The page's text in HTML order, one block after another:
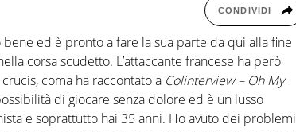
CONDIVIDI
ed è pronto a fare la sua parte da qui alla fine
corsa scudetto. L’attaccante francese ha però
coma ha raccontato a Colinterview – Oh My
di giocare senza dolore ed è un lusso
e soprattutto hai 35 anni. Ho avuto dei problemi